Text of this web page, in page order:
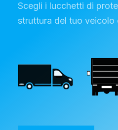
Scegli i lucchetti di
struttura del tuo veicolo